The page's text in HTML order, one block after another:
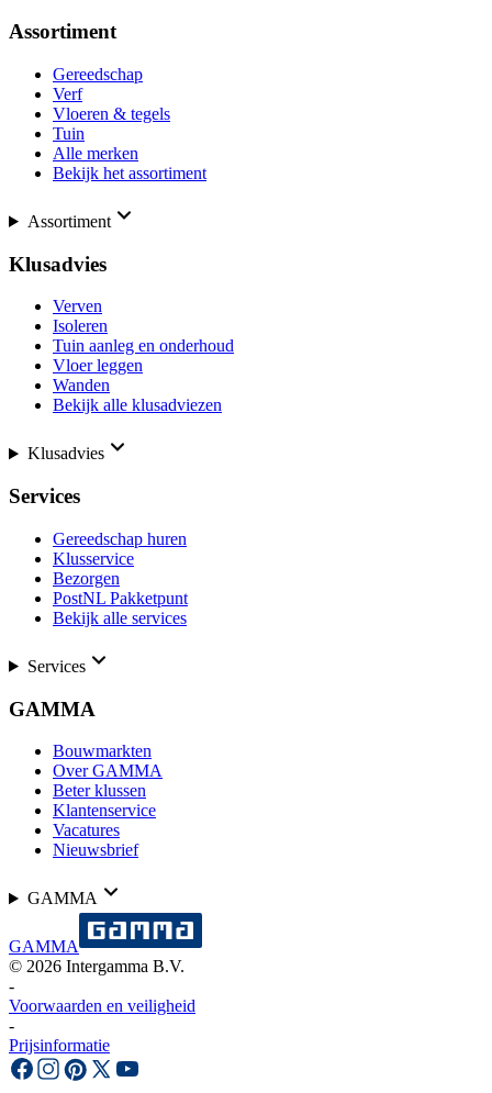
Assortiment
Gereedschap
Verf
Vloeren & tegels
Tuin
Alle merken
Bekijk het assortiment
Assortiment
Klusadvies
Verven
Isoleren
Tuin aanleg en onderhoud
Vloer leggen
Wanden
Bekijk alle klusadviezen
Klusadvies
Services
Gereedschap huren
Klusservice
Bezorgen
PostNL Pakketpunt
Bekijk alle services
Services
GAMMA
Bouwmarkten
Over GAMMA
Beter klussen
Klantenservice
Vacatures
Nieuwsbrief
GAMMA
GAMMA
© 2026 Intergamma B.V.
-
Voorwaarden en veiligheid
-
Prijsinformatie